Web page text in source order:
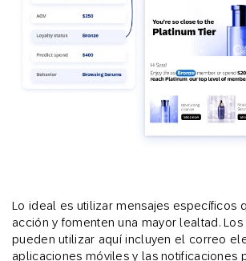
Lo ideal es utilizar mensajes específicos
acción y fomenten una mayor lealtad.
pueden utilizar aquí incluyen el correo
aplicaciones móviles y las notificaciones